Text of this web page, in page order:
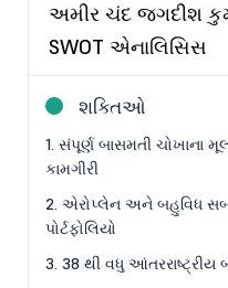
અમીર ચંદ જગદીશ
SWOT એનાલિસિસ
શક્તિઓ
1. સંપૂર્ણ બાસમતી ચોખાના
કામગીરી
2. એરોપ્લેન અને બહુવિધ
પોર્ટફોલિયો
3. 38 થી વધુ આંતરરાષ્ટ્રીય